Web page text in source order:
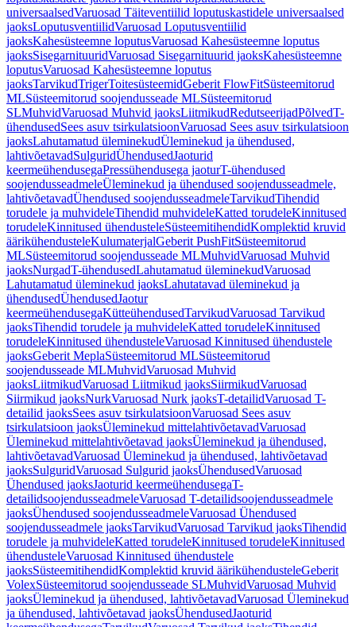
universaalsedVaruosad Täiteventiilid loputuskastidele universaalsed
jaoksLoputusventiilidVaruosad Loputusventiilid
jaoksKahesüsteemne loputusVaruosad Kahesüsteemne loputus
jaoksSisegarnituuridVaruosad Sisegarnituurid jaoksKahesüsteemne
loputusVaruosad Kahesüsteemne loputus
jaoksTarvikudTrigerToitesüsteemidGeberit FlowFitSüsteemitorud
MLSüsteemitorud soojendusseade MLSüsteemitorud
SLMuhvidVaruosad Muhvid jaoksLiitmikudRedutseerijadPõlvedT-
ühendusedSees asuv tsirkulatsioonVaruosad Sees asuv tsirkulatsioon
jaoksLahutamatud üleminekudÜleminekud ja ühendused,
lahtivõetavadSulguridÜhendusedJaoturid
keermeühendusegaPressühendusega jaoturT-ühendused
soojendusseadmeleÜleminekud ja ühendused soojendusseadmele,
lahtivõetavadÜhendused soojendusseadmeleTarvikudTihendid
torudele ja muhvideleTihendid muhvideleKatted torudeleKinnitused
torudeleKinnitused ühendusteleSüsteemitihendidKomplektid kruvid
äärikühendusteleKulumaterjalGeberit PushFitSüsteemitorud
MLSüsteemitorud soojendusseade MLMuhvidVaruosad Muhvid
jaoksNurgadT-ühendusedLahutamatud üleminekudVaruosad
Lahutamatud üleminekud jaoksLahutatavad üleminekud ja
ühendusedÜhendusedJaotur
keermeühendusegaKütteühendusedTarvikudVaruosad Tarvikud
jaoksTihendid torudele ja muhvideleKatted torudeleKinnitused
torudeleKinnitused ühendusteleVaruosad Kinnitused ühendustele
jaoksGeberit MeplaSüsteemitorud MLSüsteemitorud
soojendusseade MLMuhvidVaruosad Muhvid
jaoksLiitmikudVaruosad Liitmikud jaoksSiirmikudVaruosad
Siirmikud jaoksNurkVaruosad Nurk jaoksT-detailidVaruosad T-
detailid jaoksSees asuv tsirkulatsioonVaruosad Sees asuv
tsirkulatsioon jaoksÜleminekud mittelahtivõetavadVaruosad
Üleminekud mittelahtivõetavad jaoksÜleminekud ja ühendused,
lahtivõetavadVaruosad Üleminekud ja ühendused, lahtivõetavad
jaoksSulguridVaruosad Sulgurid jaoksÜhendusedVaruosad
Ühendused jaoksJaoturid keermeühendusegaT-
detailidsoojendusseadmeleVaruosad T-detailidsoojendusseadmele
jaoksÜhendused soojendusseadmeleVaruosad Ühendused
soojendusseadmele jaoksTarvikudVaruosad Tarvikud jaoksTihendid
torudele ja muhvideleKatted torudeleKinnitused torudeleKinnitused
ühendusteleVaruosad Kinnitused ühendustele
jaoksSüsteemitihendidKomplektid kruvid äärikühendusteleGeberit
VolexSüsteemitorud soojendusseade SLMuhvidVaruosad Muhvid
jaoksÜleminekud ja ühendused, lahtivõetavadVaruosad Üleminekud
ja ühendused, lahtivõetavad jaoksÜhendusedJaoturid